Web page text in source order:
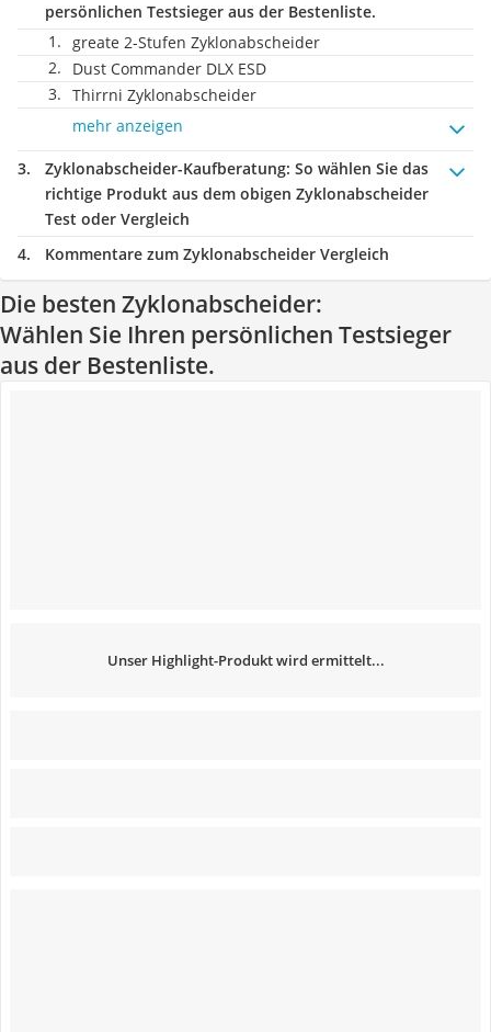
persönlichen Testsieger aus der Bestenliste.
greate 2-Stufen Zyklonabscheider
Dust Commander DLX ESD
Thirrni Zyklonabscheider
mehr anzeigen
Zyklonabscheider-Kaufberatung: So wählen Sie das
richtige Produkt aus dem obigen Zyklonabscheider
Test oder Vergleich
Kommentare zum Zyklonabscheider Vergleich
Die besten Zyklonabscheider:
Wählen Sie Ihren persönlichen Testsieger
aus der Bestenliste.
Unser Highlight-Produkt wird ermittelt...